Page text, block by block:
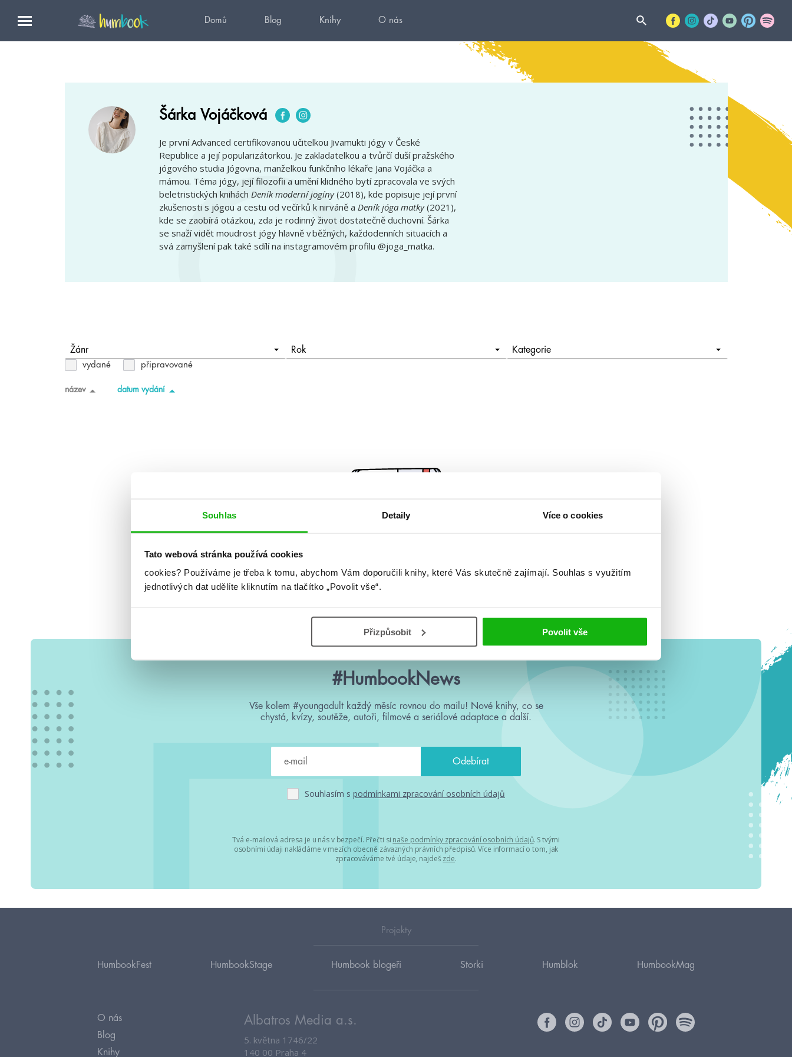
Souhlas Detaily Více o cookies
Tato webová stránka používá cookies
cookies? Používáme je třeba k tomu, abychom Vám doporučili knihy, které Vás skutečně zajímají. Souhlas s využitím
jednotlivých dat udělíte kliknutím na tlačítko „Povolit vše“.
Přizpůsobit Povolit vše
Domů Blog Knihy O nás
Šárka Vojáčková
Je první Advanced certifikovanou učitelkou Jivamukti jógy v České
Republice a její popularizátorkou. Je zakladatelkou a tvůrčí duší pražského
jógového studia Jógovna, manželkou funkčního lékaře Jana Vojáčka a
mámou. Téma jógy, její filozofii a umění klidného bytí zpracovala ve svých
beletristických knihách Deník moderní jogíny(2018), kde popisuje její první
zkušenosti s jógou a cestu od večírků k nirváně a Deník jóga matky(2021),
kde se zaobírá otázkou, zda je rodinný život dostatečně duchovní. Šárka
se snaží vidět moudrost jógy hlavně v běžných, každodenních situacích a
svá zamyšlení pak také sdílí na instagramovém profilu @joga_matka.
Žánr Rok Kategorie
vydané připravované
název datum vydání
Žádné knihy nenalezeny.
#HumbookNews
Vše kolem #youngadult každý měsíc rovnou do mailu! Nové knihy, co se
chystá, kvízy, soutěže, autoři, filmové a seriálové adaptace a další.
Souhlasím s podmínkami zpracování osobních údajů
Tvá e-mailová adresa je u nás v bezpečí. Přečti si naše podmínky zpracování osobních údajů. S tvými
osobními údaji nakládáme v mezích obecně závazných právních předpisů. Více informací o tom, jak
zpracováváme tvé údaje, najdeš zde.
Projekty
HumbookFest HumbookStage Humbook blogeři Storki Humblok HumbookMag
O nás
Blog
Knihy
Albatros Media a.s.
5. května 1746/22
140 00 Praha 4